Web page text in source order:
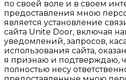
по своей воле и в своем
предоставления мною
является установление
сайта Unite Door, включая
уведомлений, запросов,
использования сайта,
я признаю и подтверждаю,
полностью несу